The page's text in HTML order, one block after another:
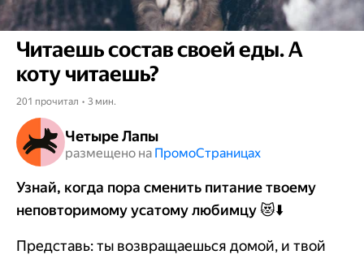
Читаешь состав своей еды. А
коту читаешь?
201 прочитал • 3 мин.
Четыре Лапы
размещено на Промо​​​​​​​Страницах
Узнай, когда пора сменить питание твоему
неповторимому усатому любимцу😻⬇️
Представь: ты возвращаешься домой, и твой